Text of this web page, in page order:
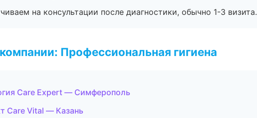
на консультации после диагностики, обычно 1-3 визита.
Профессиональная гигиена
Care Expert — Симферополь
Care Vital — Казань